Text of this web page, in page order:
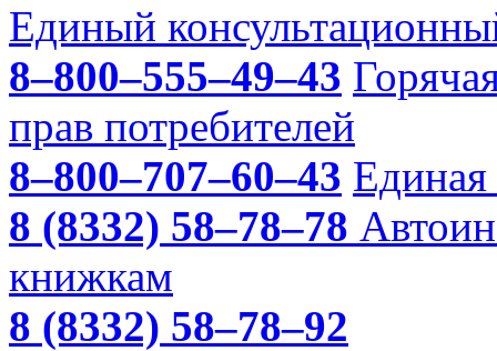
Единый
8–800–555–49–43
прав потребителей
8–800–707–60–43 Единая
8 (8332) 58–78–78
книжкам
8 (8332) 58–78–92